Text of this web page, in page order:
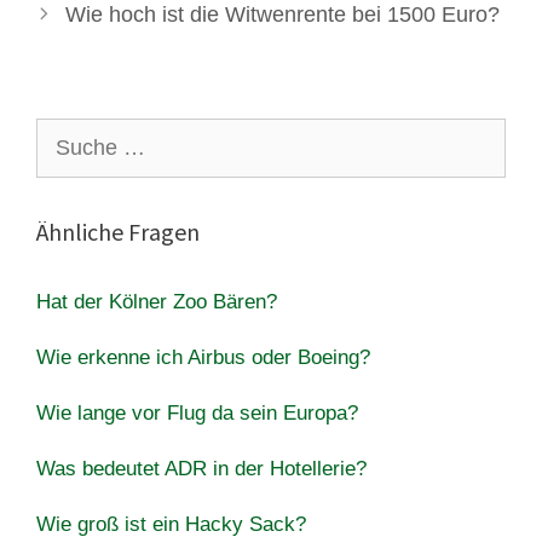
Wie hoch ist die Witwenrente bei 1500 Euro?
nach:
Ähnliche Fragen
Hat der Kölner Zoo Bären?
Wie erkenne ich Airbus oder Boeing?
Wie lange vor Flug da sein Europa?
Was bedeutet ADR in der Hotellerie?
Wie groß ist ein Hacky Sack?